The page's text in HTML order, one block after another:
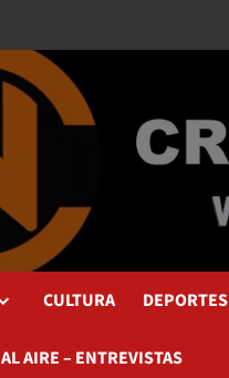
CULTURA DEPORTES
AL AIRE – ENTREVISTAS